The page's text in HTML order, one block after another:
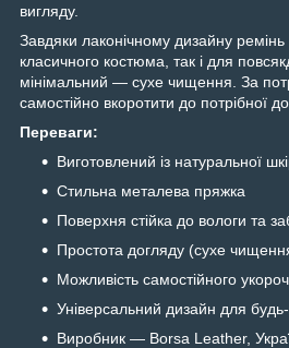
вигляду.
Завдяки лаконічному дизайну ремінь
класичного костюма, так і для
мінімальний — сухе чищення. За
самостійно вкоротити до потрібної
Переваги:
Виготовлений із натуральної
Стильна металева пряжка
Поверхня стійка до вологи та
Простота догляду (сухе
Можливість самостійного
Універсальний дизайн для
Виробник — Borsa Leather,